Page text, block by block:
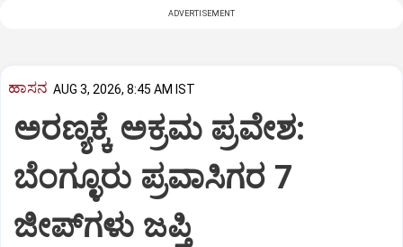
ADVERTISEMENT
ಹಾಸನ AUG 3, 2026, 8:45 AM IST
ಅರಣ್ಯಕ್ಕೆ ಅಕ್ರಮ ಪ್ರವೇಶ:
ಬೆಂಗ್ಳೂರು ಪ್ರವಾಸಿಗರ 7
ಜೀಪ್‌ಗಳು ಜಪ್ತಿ